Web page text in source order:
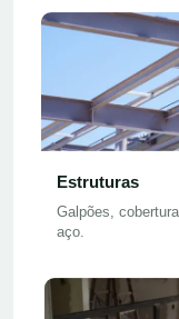
Estruturas
Galpões,
aço.